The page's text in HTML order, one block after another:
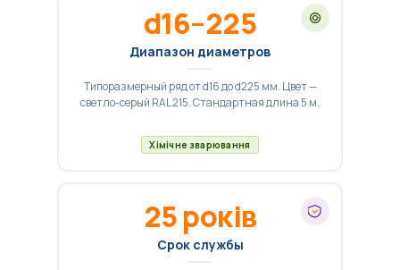
d16–225
Диапазон диаметров
Типоразмерный ряд от d16 до d225 мм. Цвет —
светло-серый RAL 215. Стандартная длина 5 м.
Хімічне зварювання
25 років
Срок службы